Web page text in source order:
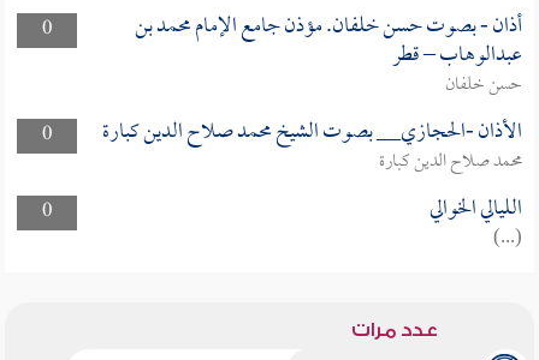
0
أذان - بصوت حسن خلفان. مؤذن جامع الإمام محمد بن
عبدالوهاب – قطر
حسن خلفان
0
الأذان -الحجازي__ بصوت الشيخ محمد صلاح الدين كبارة
محمد صلاح الدين كبارة
0
الليالي الخوالي
(...)
عدد مرات